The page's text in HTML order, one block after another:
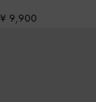
¥ 9,900